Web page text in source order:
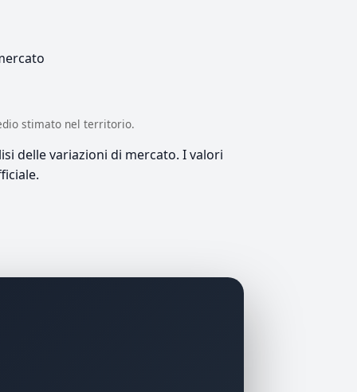
stimato nel territorio.
delle variazioni di mercato. I valori